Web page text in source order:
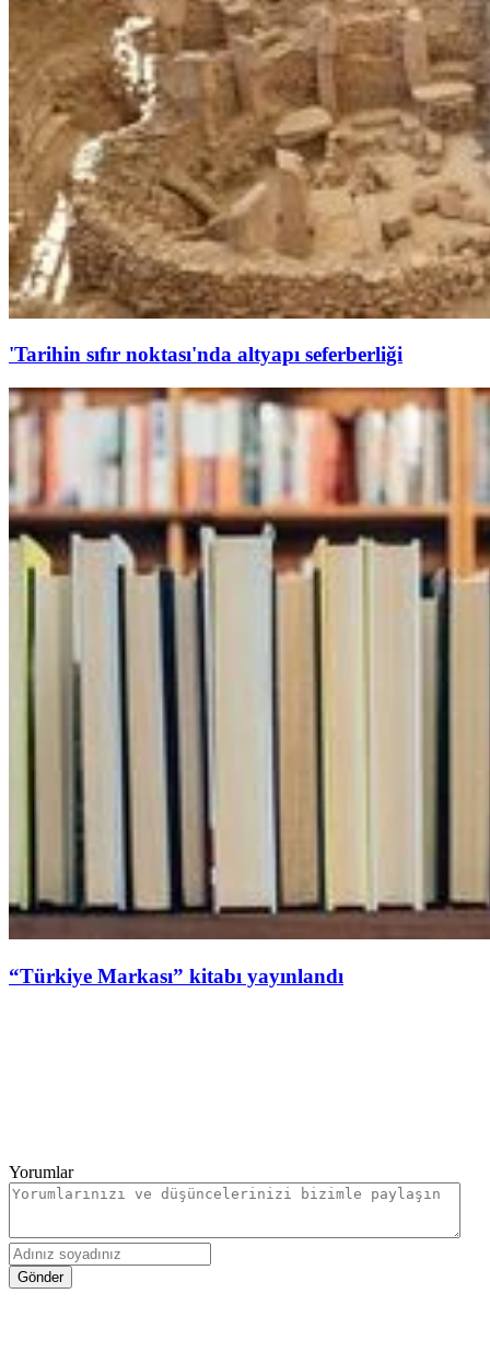
'Tarihin sıfır noktası'nda altyapı seferberliği
“Türkiye Markası” kitabı yayınlandı
Yorumlar
Gönder